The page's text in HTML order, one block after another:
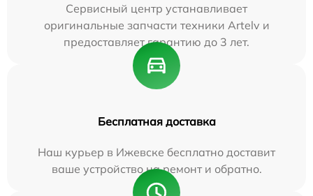
Сервисный центр устанавливает
оригинальные запчасти техники Artelv и
предоставляет гарантию до 3 лет.
Бесплатная доставка
Наш курьер в Ижевске бесплатно доставит
ваше устройство на ремонт и обратно.